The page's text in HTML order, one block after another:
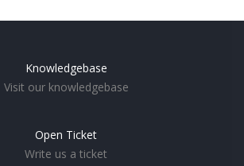
Knowledgebase
Visit our knowledgebase
Open Ticket
Write us a ticket